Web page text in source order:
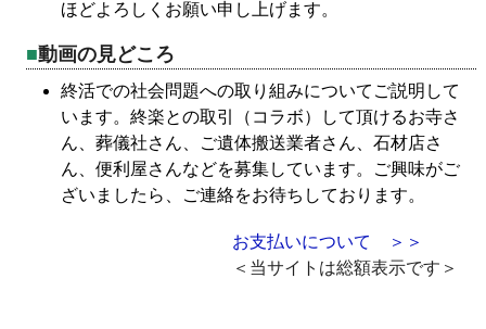
ほどよろしくお願い申し上げます。
動画の見どころ
終活での社会問題への取り組みについてご説明して
います。終楽との取引（コラボ）して頂けるお寺さ
ん、葬儀社さん、ご遺体搬送業者さん、石材店さ
ん、便利屋さんなどを募集しています。ご興味がご
ざいましたら、ご連絡をお待ちしております。
お支払いについて ＞＞
＜当サイトは総額表示です＞